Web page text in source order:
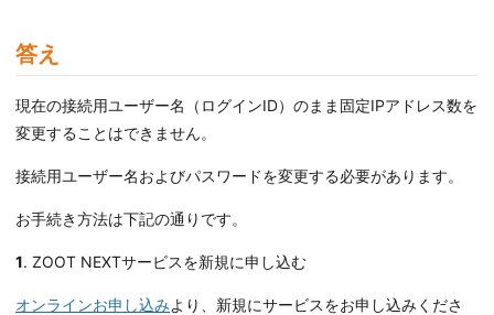
答え
現在の接続用ユーザー名（ログインID）のまま固定IPアドレス数を
変更することはできません。
接続用ユーザー名およびパスワードを変更する必要があります。
お手続き方法は下記の通りです。
1. ZOOT NEXTサービスを新規に申し込む
オンラインお申し込みより、新規にサービスをお申し込みくださ